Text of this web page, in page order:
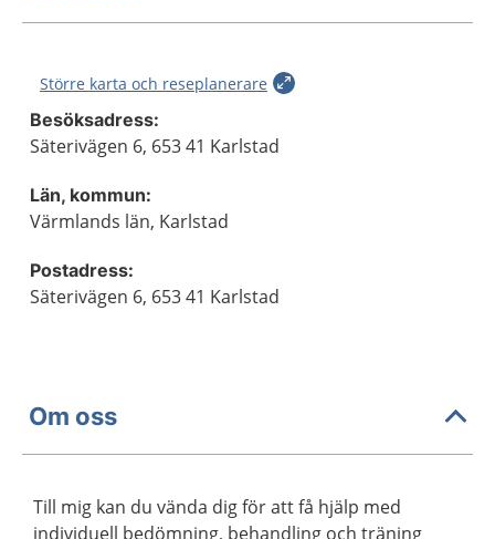
Större karta och reseplanerare
Besöksadress:
Säterivägen 6, 653 41 Karlstad
Län, kommun:
Värmlands län, Karlstad
Postadress:
Säterivägen 6, 653 41 Karlstad
Om oss
Till mig kan du vända dig för att få hjälp med
individuell bedömning, behandling och träning